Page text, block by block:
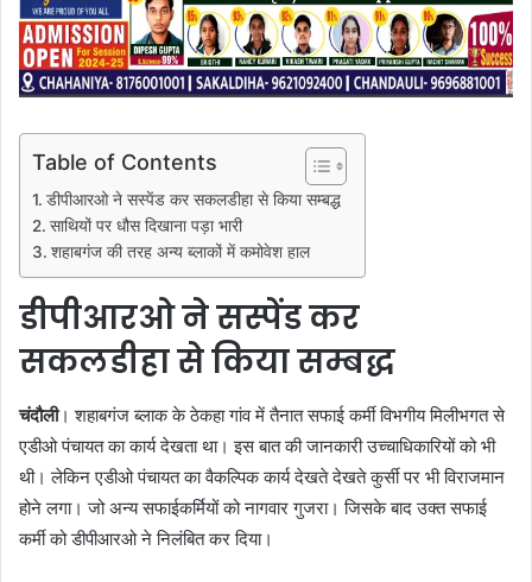
Table of Contents
डीपीआरओ ने सस्पेंड कर सकलडीहा से किया सम्बद्ध
साथियों पर धौस दिखाना पड़ा भारी
शहाबगंज की तरह अन्य ब्लाकों में कमोवेश हाल
डीपीआरओ ने सस्पेंड कर
सकलडीहा से किया सम्बद्ध
चंदौली। शहाबगंज ब्लाक के ठेकहा गांव में तैनात सफाई कर्मी विभगीय मिलीभगत से
एडीओ पंचायत का कार्य देखता था। इस बात की जानकारी उच्चाधिकारियों को भी
थी। लेकिन एडीओ पंचायत का वैकल्पिक कार्य देखते देखते कुर्सी पर भी विराजमान
होने लगा। जो अन्य सफाईकर्मियों को नागवार गुजरा। जिसके बाद उक्त सफाई
कर्मी को डीपीआरओ ने निलंबित कर दिया।